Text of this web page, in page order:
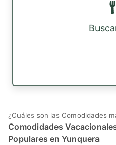
¿Cuáles son las Comodidades
Comodidades
Populares en Yunquera